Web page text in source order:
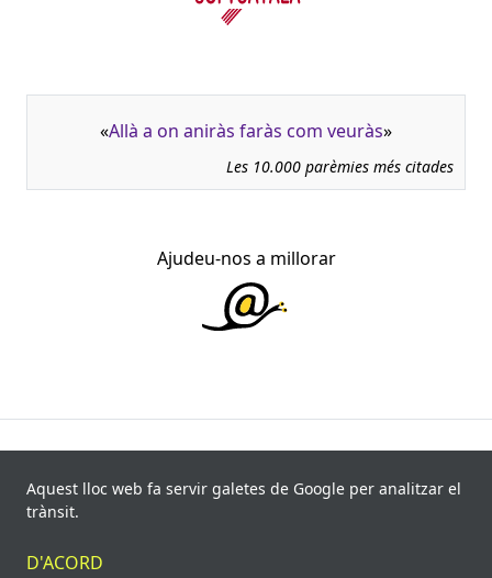
«Allà a on aniràs faràs com veuràs»
Les 10.000 parèmies més citades
Ajudeu-nos a millorar
recollides de 840 fonts i 8.113 informants. Última
Aquest lloc web fa servir galetes de Google per analitzar el
trànsit.
D'ACORD